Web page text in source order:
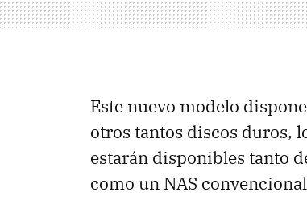
Este nuevo modelo
otros tantos discos duros,
estarán disponibles tanto
como un NAS